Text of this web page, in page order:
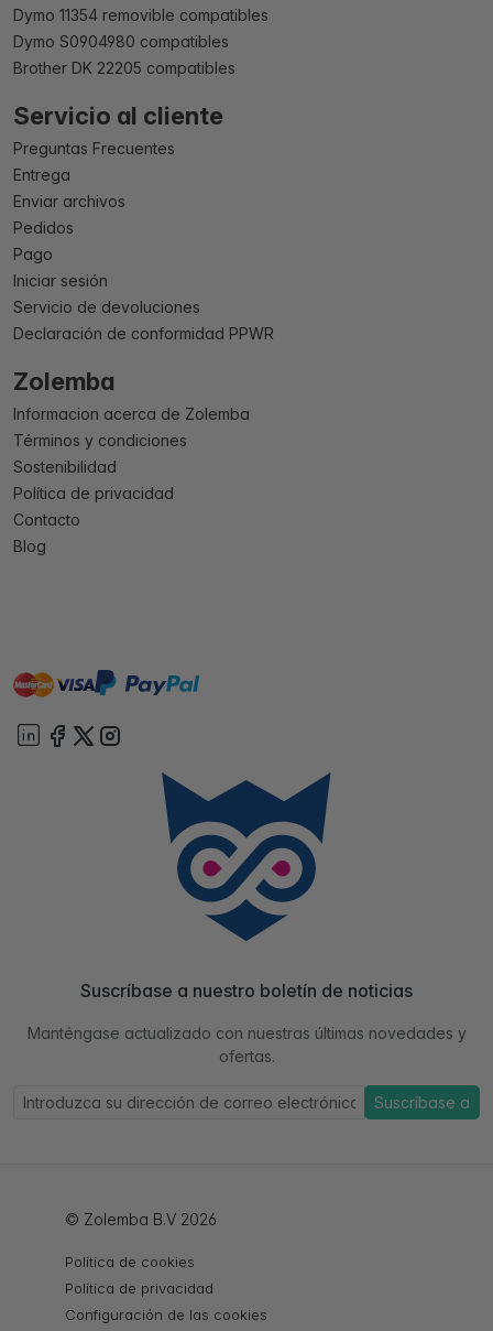
Dymo 11354 removible compatibles
Dymo S0904980 compatibles
Brother DK 22205 compatibles
Servicio al cliente
Preguntas Frecuentes
Entrega
Enviar archivos
Pedidos
Pago
Iniciar sesión
Servicio de devoluciones
Declaración de conformidad PPWR
Zolemba
Informacion acerca de Zolemba
Términos y condiciones
Sostenibilidad
Política de privacidad
Contacto
Blog
mastervisa paypal
Suscríbase a nuestro boletín de noticias
Manténgase actualizado con nuestras últimas novedades y
ofertas.
Suscríbase a
© Zolemba B.V 2026
Política de cookies
Política de privacidad
Configuración de las cookies